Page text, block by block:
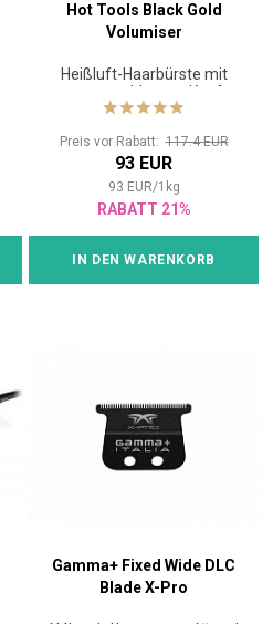
Hot Tools Black Gold
Volumiser
Heißluft-Haarbürste mit
austauschbarem Kopf
Preis vor Rabatt:117.4 EUR
93 EUR
93 EUR/1 kg
RABATT 21%
IN DEN WARENKORB
Gamma+ Fixed Wide DLC
Blade X-Pro